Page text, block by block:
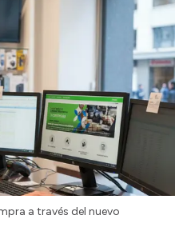
a través del nuevo